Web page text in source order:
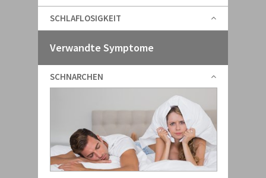
SCHLAFLOSIGKEIT
Verwandte Symptome
SCHNARCHEN